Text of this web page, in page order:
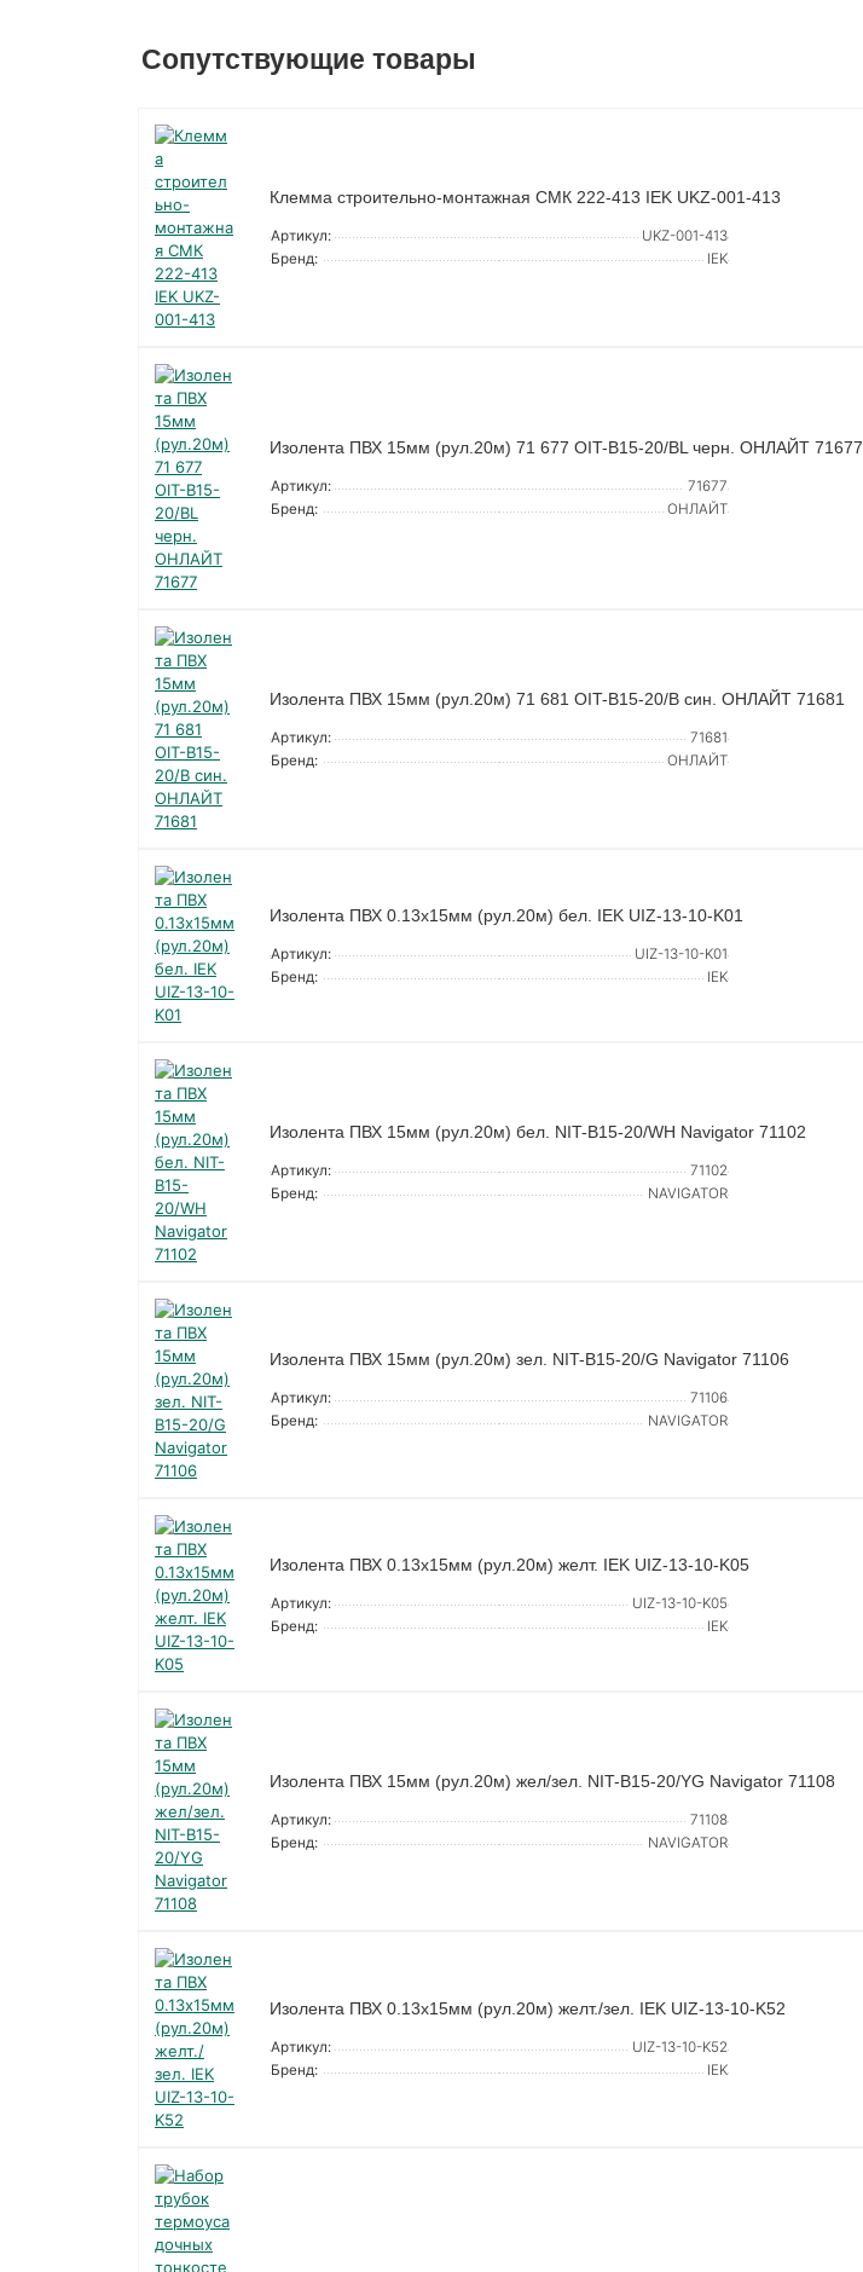
Сопутствующие товары
Клемма строительно-монтажная СМК 222-413 IEK UKZ-001-413
Артикул:
UKZ-001-413
Бренд:
IEK
Изолента ПВХ 15мм (рул.20м) 71 677 OIT-B15-20/BL черн. ОНЛАЙТ 71677
Артикул:
71677
Бренд:
ОНЛАЙТ
Изолента ПВХ 15мм (рул.20м) 71 681 OIT-B15-20/B син. ОНЛАЙТ 71681
Артикул:
71681
Бренд:
ОНЛАЙТ
Изолента ПВХ 0.13х15мм (рул.20м) бел. IEK UIZ-13-10-K01
Артикул:
UIZ-13-10-K01
Бренд:
IEK
Изолента ПВХ 15мм (рул.20м) бел. NIT-B15-20/WH Navigator 71102
Артикул:
71102
Бренд:
NAVIGATOR
Изолента ПВХ 15мм (рул.20м) зел. NIT-B15-20/G Navigator 71106
Артикул:
71106
Бренд:
NAVIGATOR
Изолента ПВХ 0.13х15мм (рул.20м) желт. IEK UIZ-13-10-K05
Артикул:
UIZ-13-10-K05
Бренд:
IEK
Изолента ПВХ 15мм (рул.20м) жел/зел. NIT-B15-20/YG Navigator 71108
Артикул:
71108
Бренд:
NAVIGATOR
Изолента ПВХ 0.13х15мм (рул.20м) желт./зел. IEK UIZ-13-10-K52
Артикул:
UIZ-13-10-K52
Бренд:
IEK